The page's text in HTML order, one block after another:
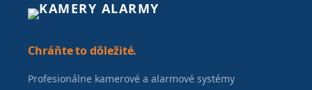
Chráňte to dôležité.
Profesionálne kamerové a alarmové systémy